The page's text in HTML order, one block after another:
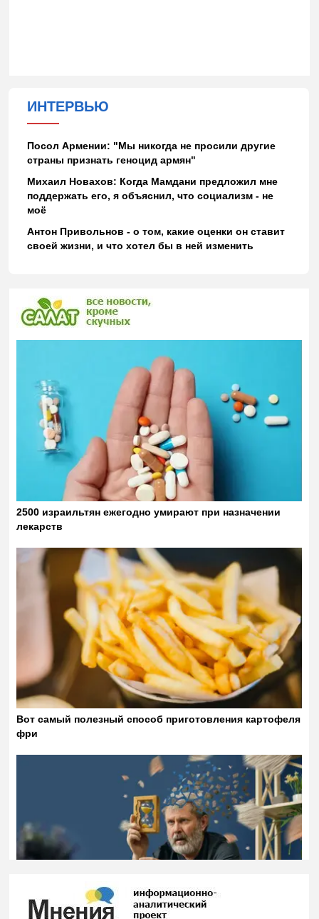
ИНТЕРВЬЮ
Посол Армении: "Мы никогда не просили другие
страны признать геноцид армян"
Михаил Новахов: Когда Мамдани предложил мне
поддержать его, я объяснил, что социализм - не
моё
Антон Привольнов - о том, какие оценки он ставит
своей жизни, и что хотел бы в ней изменить